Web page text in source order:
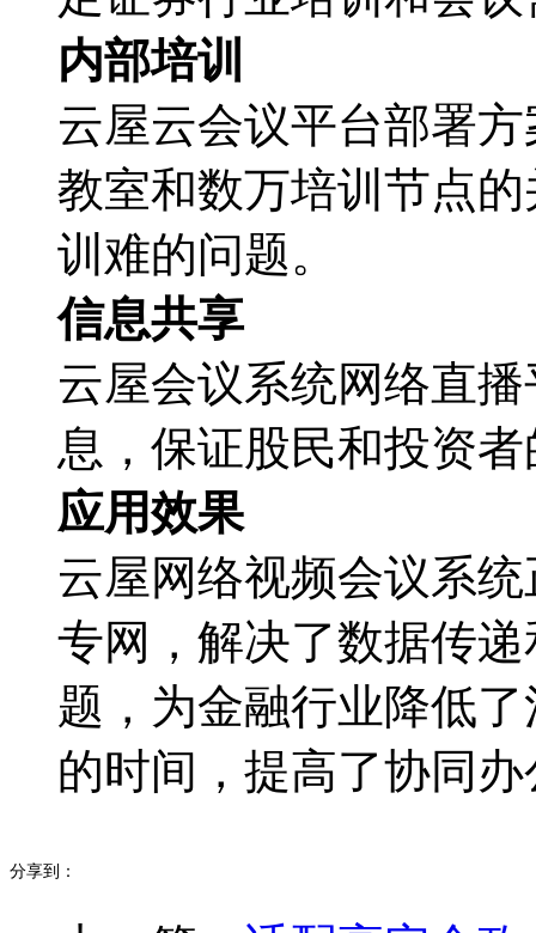
内部培训
云屋云会议平台部署
教室和数万培训节点
训难的问题。
信息共享
云屋会议系统网络直
息，保证股民和投资
应用效果
云屋网络视频会议系
专网，解决了数据传
题，为金融行业降低
的时间，提高了协同
分享到：